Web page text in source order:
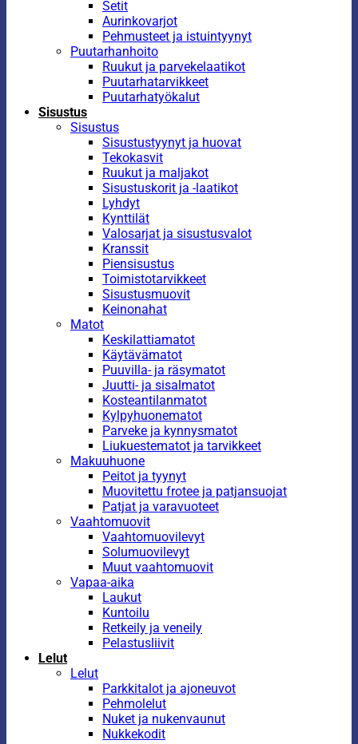
Setit
Aurinkovarjot
Pehmusteet ja istuintyynyt
Puutarhanhoito
Ruukut ja parvekelaatikot
Puutarhatarvikkeet
Puutarhatyökalut
Sisustus
Sisustus
Sisustustyynyt ja huovat
Tekokasvit
Ruukut ja maljakot
Sisustuskorit ja -laatikot
Lyhdyt
Kynttilät
Valosarjat ja sisustusvalot
Kranssit
Piensisustus
Toimistotarvikkeet
Sisustusmuovit
Keinonahat
Matot
Keskilattiamatot
Käytävämatot
Puuvilla- ja räsymatot
Juutti- ja sisalmatot
Kosteantilanmatot
Kylpyhuonematot
Parveke ja kynnysmatot
Liukuestematot ja tarvikkeet
Makuuhuone
Peitot ja tyynyt
Muovitettu frotee ja patjansuojat
Patjat ja varavuoteet
Vaahtomuovit
Vaahtomuovilevyt
Solumuovilevyt
Muut vaahtomuovit
Vapaa-aika
Laukut
Kuntoilu
Retkeily ja veneily
Pelastusliivit
Lelut
Lelut
Parkkitalot ja ajoneuvot
Pehmolelut
Nuket ja nukenvaunut
Nukkekodit